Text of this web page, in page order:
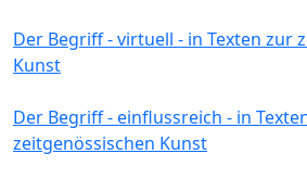
Der Begriff - virtuell - in Texten zur
Kunst
Der Begriff - einflussreich - in
zeitgenössischen Kunst